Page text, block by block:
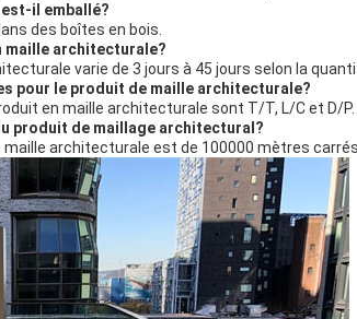
il emballé?
des boîtes en bois.
maille architecturale?
varie de 3 jours à 45 jours selon la
pour le produit de maille architecturale?
en maille architecturale sont T/T, L/C et D/P.
produit de maillage architectural?
architecturale est de 100000 mètres